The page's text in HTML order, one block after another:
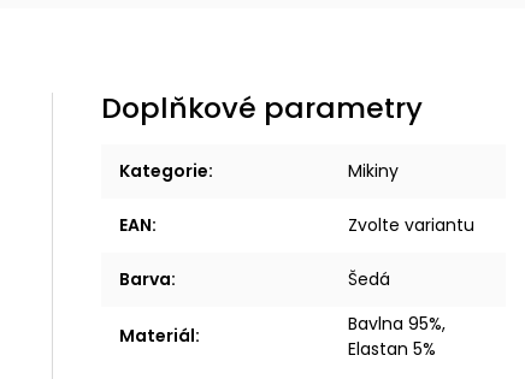
Doplňkové parametry
Kategorie: Mikiny
EAN: Zvolte variantu
Barva: Šedá
Materiál:
Bavlna 95%,
Elastan 5%